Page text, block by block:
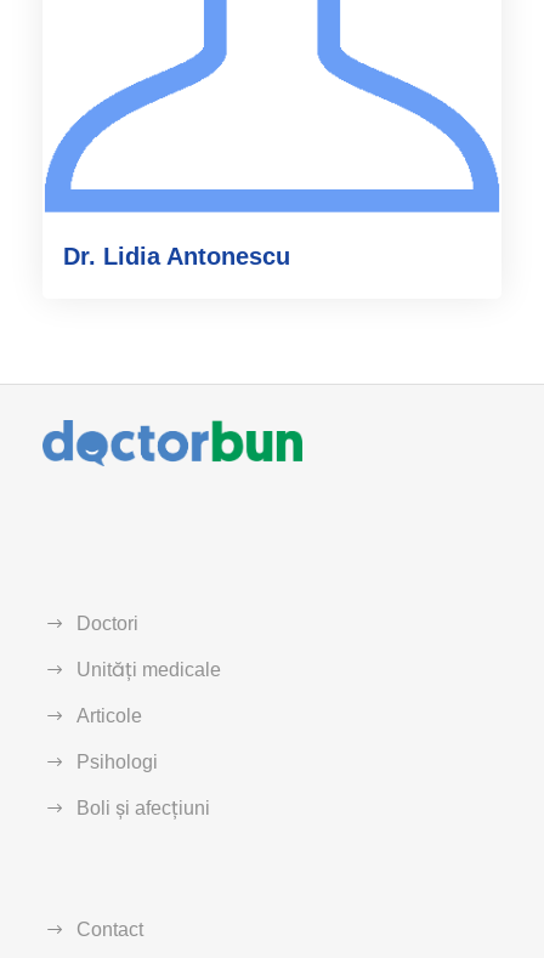
Dr. Lidia Antonescu
Doctori
Unități medicale
Articole
Psihologi
Boli și afecțiuni
Contact